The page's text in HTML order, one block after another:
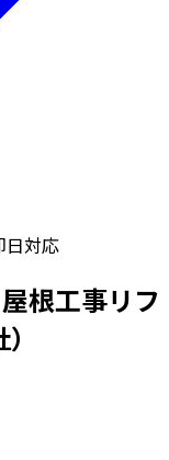
日対応
根工事リフ